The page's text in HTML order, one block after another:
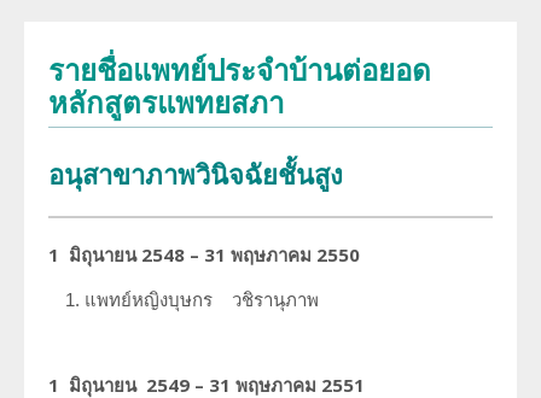
ความภาคภูมิใจของภาควิชา
โครงสร้างภาควิชา/ฝ่ายรังสีวิทยา
ด้านวิจัย ด้านการบริการวิชาการ
งานด้านประกันคุณภาพ QA และ HA
บุคลากรของภาควิชา/ฝ่ายรังสีวิทยา
สาขารังสีรักษาและมะเร็งวิทยา
อาจารย์พิเศษ
การบริการ
จริยธรรมการวิจัย
ผลงานหนังสือ
ความรู้สำหรับประชาชน
รายชื่อแพทย์ประจำบ้านต่อยอด
หลักสูตรแพทยสภา
อนุสาขาภาพวินิจฉัยชั้นสูง
1 มิถุนายน 2548 – 31 พฤษภาคม 2550
แพทย์หญิงบุษกร วชิรานุภาพ
1 มิถุนายน 2549 – 31 พฤษภาคม 2551